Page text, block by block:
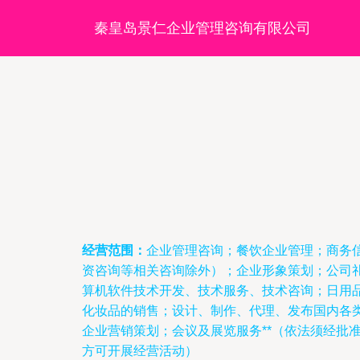
秦皇岛景仁企业管理咨询有限公司
经营范围： 企业管理咨询；餐饮企业管理；商务
资咨询等相关咨询除外）；企业形象策划；公司
算机软件技术开发、技术服务、技术咨询；日用
化妆品的销售；设计、制作、代理、发布国内各
企业营销策划；会议及展览服务**（依法须经批
方可开展经营活动）